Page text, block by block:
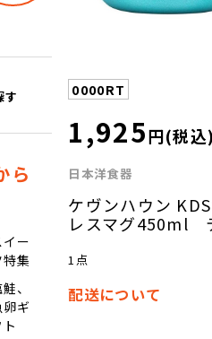
す
ら
ー
集
、
ギ
0000RT
1,925円(税込
日本洋食器
ケヴンハウン
レスマグ450ml
1点
配送について